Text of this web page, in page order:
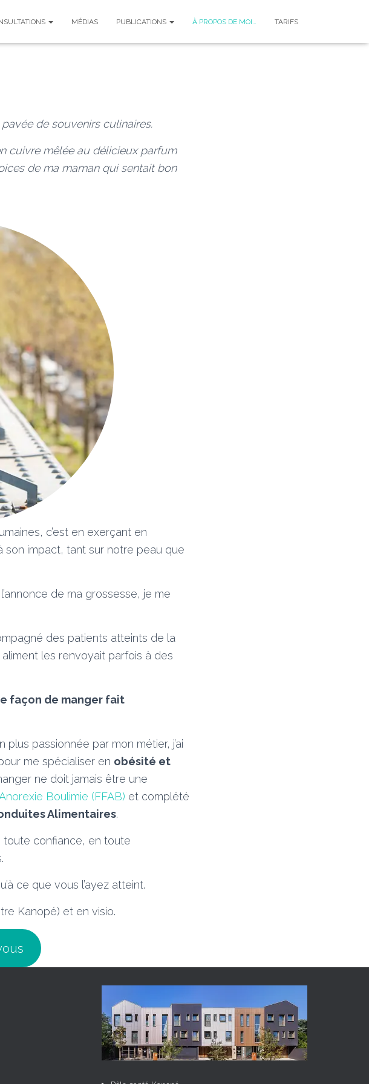
MÉDIAS PUBLICATIONS À PROPOS DE MOI… TARIFS
de souvenirs culinaires.
cuivre mêlée au délicieux parfum
de ma maman qui sentait bon
c’est en exerçant en
son impact, tant sur notre peau que
de ma grossesse, je me
des patients atteints de la
aliment les renvoyait parfois à des
façon de manger fait
passionnée par mon métier, j’ai
me spécialiser en obésité et
ne doit jamais être une
Boulimie (FFAB) et complété
Alimentaires.
toute confiance, en toute
ce que vous l’ayez atteint.
Kanopé) et en visio.